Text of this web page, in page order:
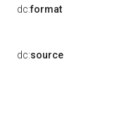
dc:format
dc:source